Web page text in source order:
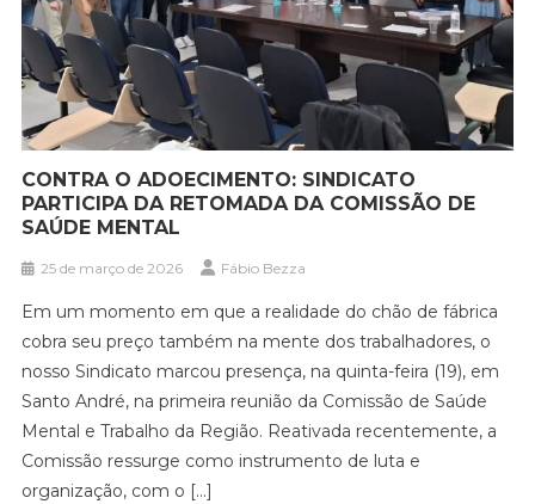
CONTRA O ADOECIMENTO: SINDICATO
PARTICIPA DA RETOMADA DA COMISSÃO DE
SAÚDE MENTAL
25 de março de 2026 Fábio Bezza
Em um momento em que a realidade do chão de fábrica
cobra seu preço também na mente dos trabalhadores, o
nosso Sindicato marcou presença, na quinta-feira (19), em
Santo André, na primeira reunião da Comissão de Saúde
Mental e Trabalho da Região. Reativada recentemente, a
Comissão ressurge como instrumento de luta e
organização, com o […]